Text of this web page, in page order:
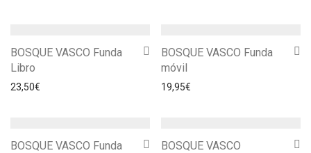
BOSQUE VASCO Funda
Libro
23,50€
BOSQUE VASCO Funda
móvil
19,95€
BOSQUE VASCO Funda
BOSQUE VASCO